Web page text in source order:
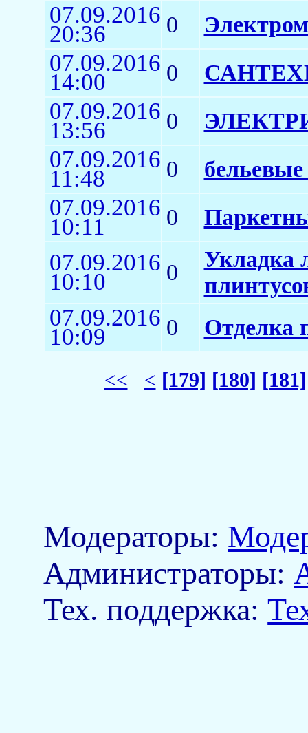
07.09.2016
20:36 0
07.09.2016
14:00 0
07.09.2016
13:56 0
07.09.2016
11:48 0
07.09.2016
10:11 0
07.09.2016
10:10 0
Укладка
07.09.2016
10:09 0 Отделка
<< < [179] [180] [181]
Модераторы:
Aдминистраторы:
Тех. поддержка: